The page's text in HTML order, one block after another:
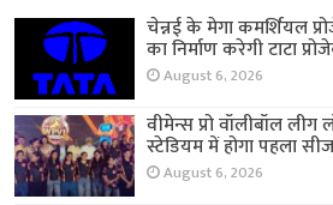
चेन्नई के मेगा कमर्शियल
का निर्माण करेगी टाटा
August 6, 2026
वीमेन्स प्रो वॉलीबॉल लीग
स्टेडियम में होगा पहला
August 6, 2026